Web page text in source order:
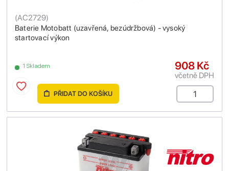
Baterie Motobatt (uzavřená, bezúdržbová) - vysoký
startovací výkon
(AC2729)
1 Skladem 908 Kč
včetně DPH
PŘIDAT DO KOŠÍKU